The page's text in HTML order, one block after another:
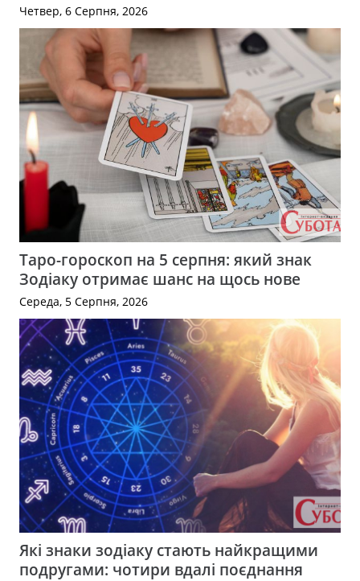
Четвер, 6 Серпня, 2026
Таро-гороскоп на 5 серпня: який знак
Зодіаку отримає шанс на щось нове
Середа, 5 Серпня, 2026
Які знаки зодіаку стають найкращими
подругами: чотири вдалі поєднання